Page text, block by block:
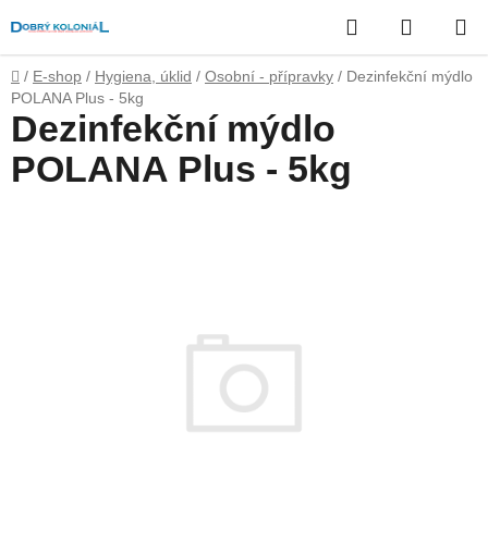
na
obsah
Hledat
KOŠÍK
Domů
/ E-shop / Hygiena, úklid / Osobní - přípravky / Dezinfekční mýdlo
POLANA Plus - 5kg
Dezinfekční mýdlo
POLANA Plus - 5kg